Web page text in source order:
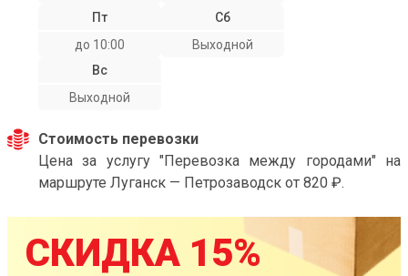
Пт
до 10:00
Сб
Выходной
Вс
Выходной
Стоимость перевозки
Цена за услугу "Перевозка между городами" на
маршруте Луганск — Петрозаводск от 820 ₽.
СКИДКА 15%